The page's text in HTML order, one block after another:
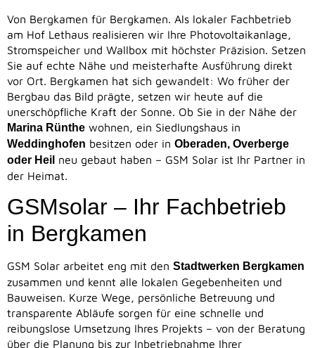
Von Bergkamen für Bergkamen. Als lokaler Fachbetrieb
am Hof Lethaus realisieren wir Ihre Photovoltaikanlage,
Stromspeicher und Wallbox mit höchster Präzision. Setzen
Sie auf echte Nähe und meisterhafte Ausführung direkt
vor Ort. Bergkamen hat sich gewandelt: Wo früher der
Bergbau das Bild prägte, setzen wir heute auf die
unerschöpfliche Kraft der Sonne. Ob Sie in der Nähe der
Marina Rünthe wohnen, ein Siedlungshaus in
Weddinghofen besitzen oder in Oberaden, Overberge
oder Heil neu gebaut haben – GSM Solar ist Ihr Partner in
der Heimat.
GSMsolar – Ihr Fachbetrieb
in Bergkamen
GSM Solar arbeitet eng mit den Stadtwerken Bergkamen
zusammen und kennt alle lokalen Gegebenheiten und
Bauweisen. Kurze Wege, persönliche Betreuung und
transparente Abläufe sorgen für eine schnelle und
reibungslose Umsetzung Ihres Projekts – von der Beratung
über die Planung bis zur Inbetriebnahme Ihrer